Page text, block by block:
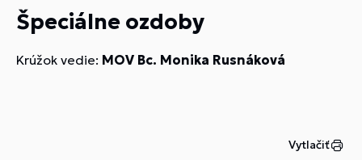
Špeciálne ozdoby
Krúžok vedie: MOV Bc. Monika Rusnáková
Vytlačiť